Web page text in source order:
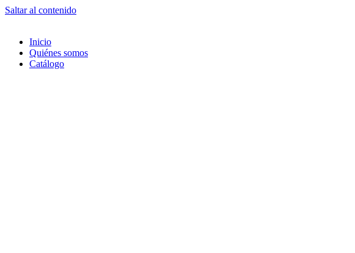
Saltar al contenido
Inicio
Quiénes somos
Catálogo